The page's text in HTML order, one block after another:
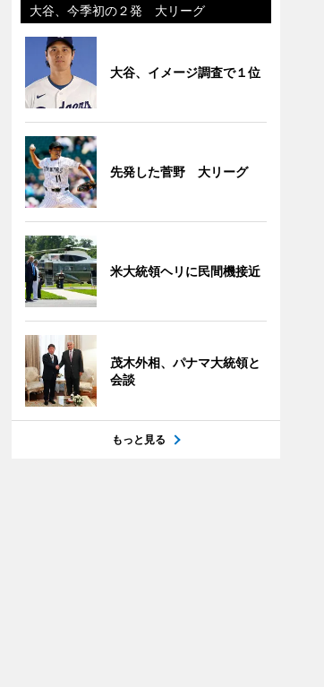
大谷、今季初の２発 大リーグ
大谷、イメージ調査で１位
先発した菅野 大リーグ
米大統領ヘリに民間機接近
茂木外相、パナマ大統領と
会談
もっと見る